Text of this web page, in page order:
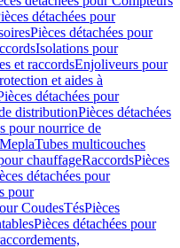
détachées pour
Pièces détachées pour
Isolations pour
et raccordsEnjoliveurs pour
et aides à
détachées pour
distributionPièces détachées
pour nourrice de
Tubes multicouches
chauffageRaccordsPièces
détachées pour
pour
CoudesTésPièces
Pièces détachées pour